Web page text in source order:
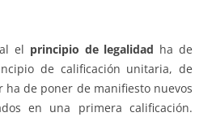
el principio de legalidad ha de
de calificación unitaria, de
de poner de manifiesto nuevos
en una primera calificación.